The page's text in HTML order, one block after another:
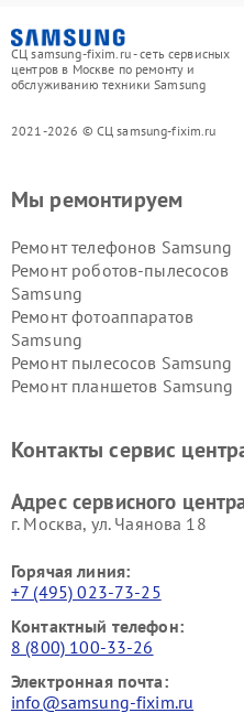
СЦ samsung-fixim.ru - сеть сервисных
центров в Москве по ремонту и
обслуживанию техники Samsung
2021-2026 © СЦ samsung-fixim.ru
Мы ремонтируем
Ремонт телефонов Samsung
Ремонт роботов-пылесосов
Samsung
Ремонт фотоаппаратов
Samsung
Ремонт пылесосов Samsung
Ремонт планшетов Samsung
Контакты сервис
Адрес сервисного
г. Москва, ул. Чаянова 18
Горячая линия:
+7 (495) 023-73-25
Контактный телефон:
8 (800) 100-33-26
Электронная почта:
info@samsung-fixim.ru